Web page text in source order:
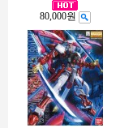
80,000원